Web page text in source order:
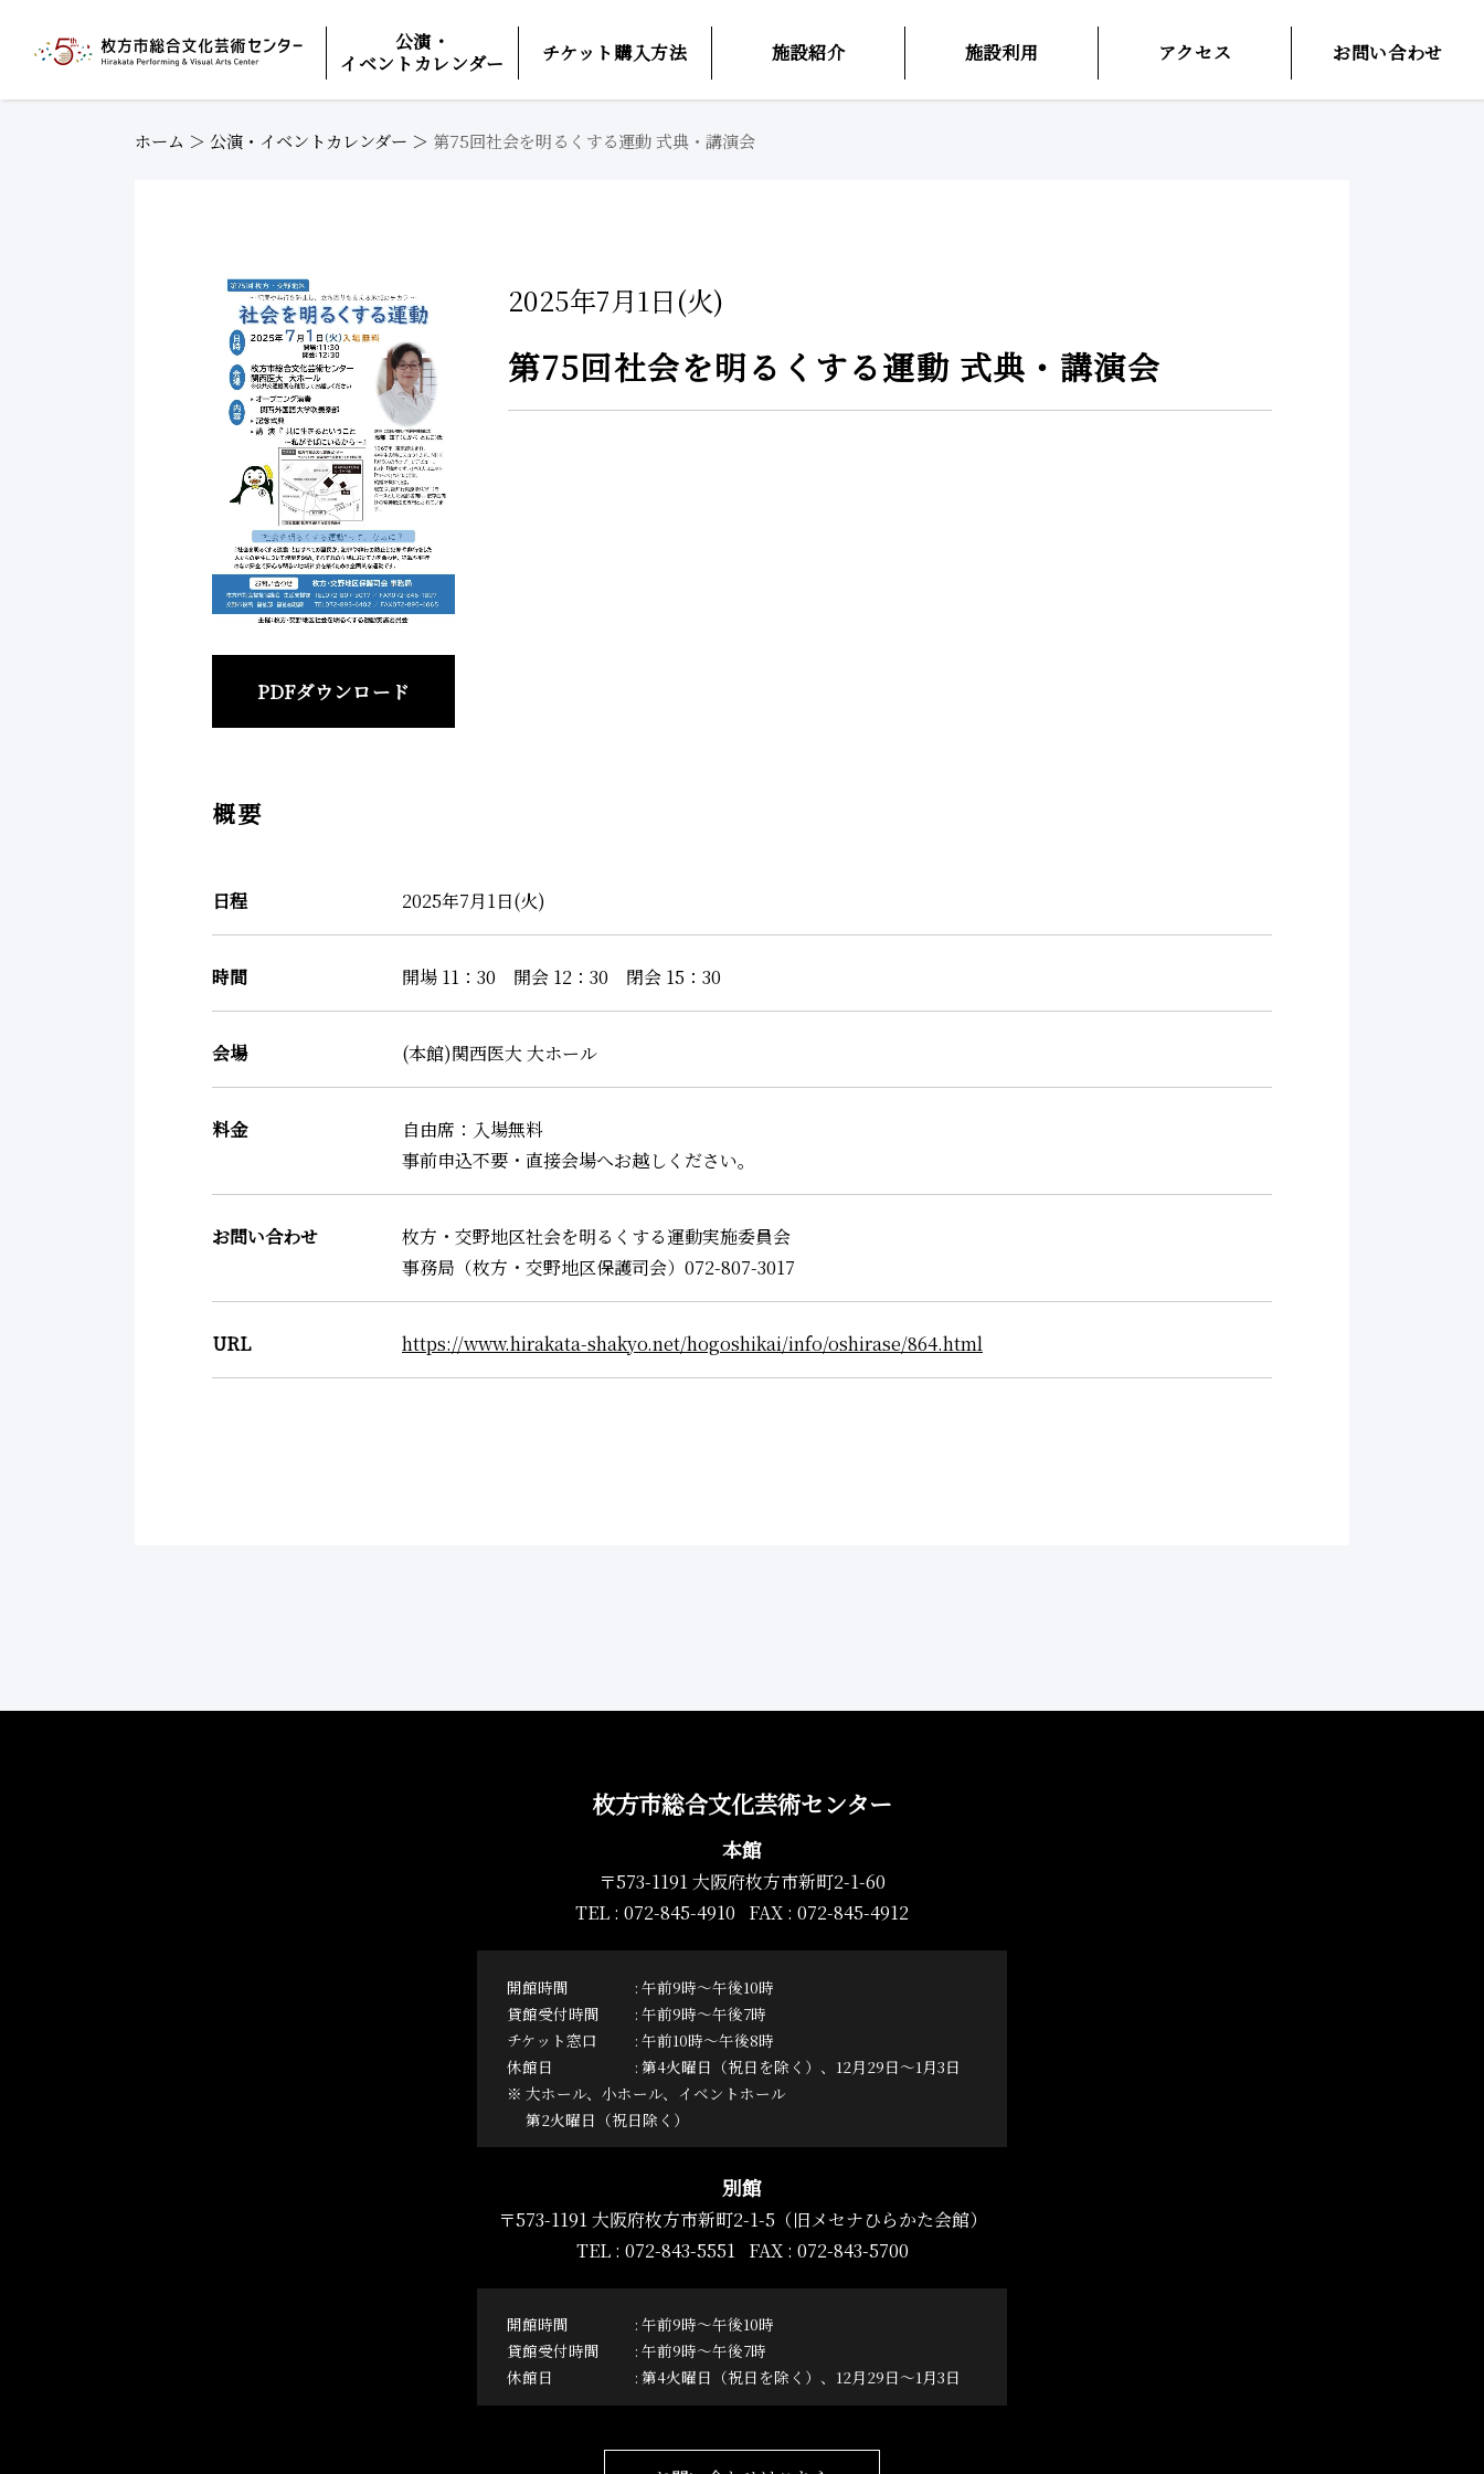
公演・
イベントカレンダー
チケット購入方法 施設紹介 施設利用 アクセス お問い合わせ
ホーム ＞ 公演・イベントカレンダー ＞ 第75回社会を明るくする運動 式典・講演会
PDFダウンロード
2025年7月1日(火)
第75回社会を明るくする運動 式典・講演会
概要
日程 2025年7月1日(火)
時間 開場 11：30 開会 12：30 閉会 15：30
会場 (本館)関西医大 大ホール
料金
自由席：入場無料
事前申込不要・直接会場へお越しください。
お問い合わせ
枚方・交野地区社会を明るくする運動実施委員会
事務局（枚方・交野地区保護司会）072-807-3017
URL https://www.hirakata-shakyo.net/hogoshikai/info/oshirase/864.html
枚方市総合文化芸術センター
本館
〒573-1191 大阪府枚方市新町2-1-60
TEL : 072-845-4910 FAX : 072-845-4912
開館時間
午前9時～午後10時
貸館受付時間
午前9時～午後7時
チケット窓口
午前10時～午後8時
休館日
第4火曜日（祝日を除く）、12月29日～1月3日
※ 大ホール、小ホール、イベントホール
第2火曜日（祝日除く）
別館
〒573-1191 大阪府枚方市新町2-1-5 （旧メセナひらかた会館）
TEL : 072-843-5551 FAX : 072-843-5700
開館時間
午前9時～午後10時
貸館受付時間
午前9時～午後7時
休館日
第4火曜日（祝日を除く）、12月29日～1月3日